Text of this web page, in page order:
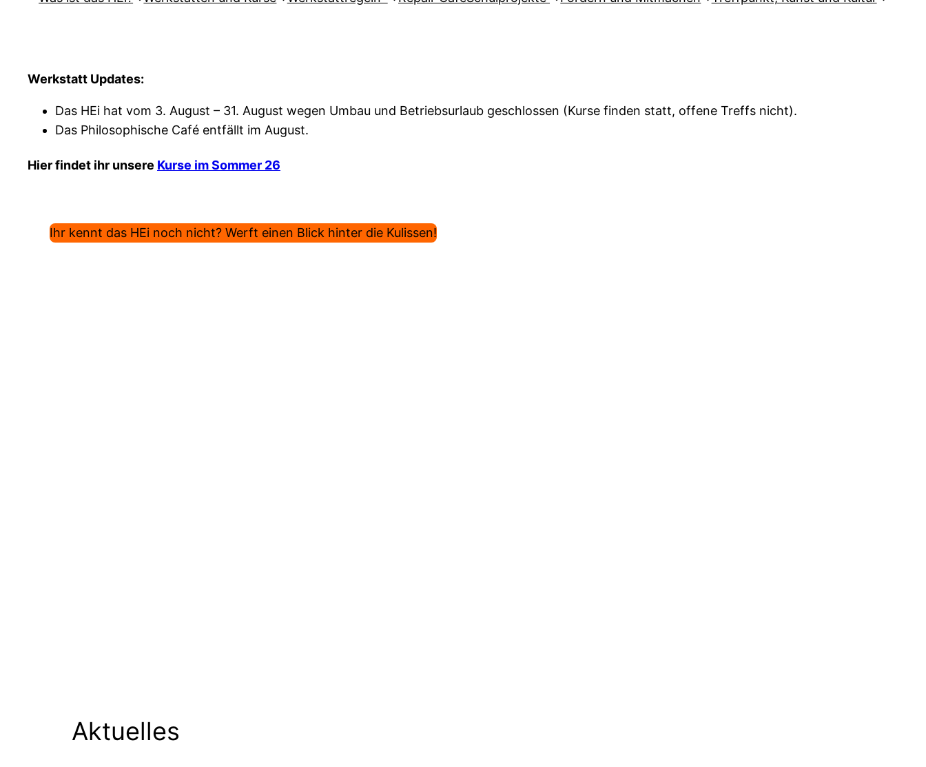
Werkstatt Updates:
Das HEi hat vom 3. August – 31. August wegen Umbau und Betriebsurlaub geschlossen (Kurse finden statt, offene Treffs nicht).
Das Philosophische Café entfällt im August.
Hier findet ihr unsere Kurse im Sommer 26
Ihr kennt das HEi noch nicht? Werft einen Blick hinter die Kulissen!
Aktuelles